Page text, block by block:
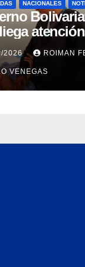
NACIONALES
atención
para
de La
2026 ROIMAN
VENEGAS